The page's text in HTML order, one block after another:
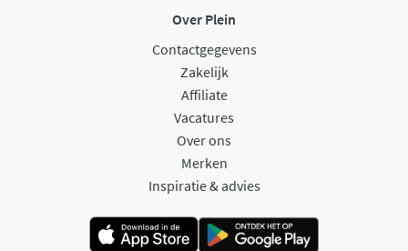
Over Plein
Contactgegevens
Zakelijk
Affiliate
Vacatures
Over ons
Merken
Inspiratie & advies